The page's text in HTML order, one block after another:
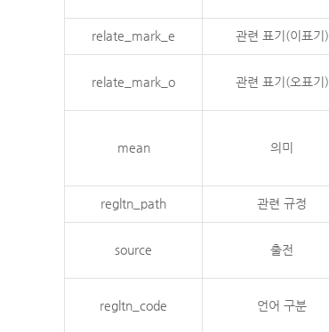
relate_mark_e 관련 표기(이표기)
relate_mark_o 관련 표기(오표기)
mean 의미
regltn_path 관련 규정
source 출전
regltn_code 언어 구분